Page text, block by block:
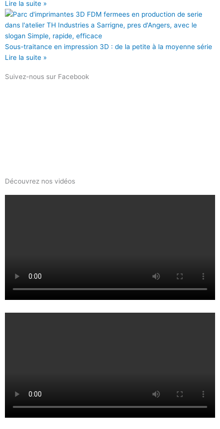
Lire la suite »
Sous-traitance en impression 3D : de la petite à la moyenne série
Lire la suite »
Suivez-nous sur Facebook
Découvrez nos vidéos